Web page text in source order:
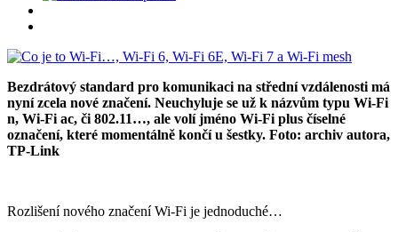
Bezdrátový standard pro komunikaci na střední vzdálenosti má
nyní zcela nové značení. Neuchyluje se už k názvům typu Wi-Fi
n, Wi-Fi ac, či 802.11…, ale volí jméno Wi-Fi plus číselné
označení, které momentálně končí u šestky. Foto: archiv autora,
TP-Link
Rozlišení nového značení Wi-Fi je jednoduché…